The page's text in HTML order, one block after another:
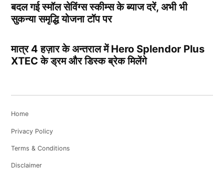
बदल गई स्मॉल सेविंग्स स्कीम्स के ब्याज दरें, अभी भी
सुकन्या समृद्धि योजना टॉप पर
मात्र 4 हज़ार के अन्तराल में Hero Splendor Plus
XTEC के ड्रम और डिस्क ब्रेक मिलेंगे
Home
Privacy Policy
Terms & Conditions
Disclaimer